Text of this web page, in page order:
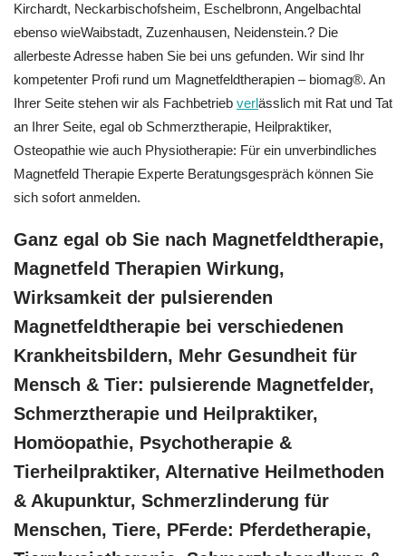
Kirchardt, Neckarbischofsheim, Eschelbronn, Angelbachtal
ebenso wieWaibstadt, Zuzenhausen, Neidenstein.? Die
allerbeste Adresse haben Sie bei uns gefunden. Wir sind Ihr
kompetenter Profi rund um Magnetfeldtherapien – biomag®. An
Ihrer Seite stehen wir als Fachbetrieb verlässlich mit Rat und Tat
an Ihrer Seite, egal ob Schmerztherapie, Heilpraktiker,
Osteopathie wie auch Physiotherapie: Für ein unverbindliches
Magnetfeld Therapie Experte Beratungsgespräch können Sie
sich sofort anmelden.
Ganz egal ob Sie nach Magnetfeldtherapie,
Magnetfeld Therapien Wirkung,
Wirksamkeit der pulsierenden
Magnetfeldtherapie bei verschiedenen
Krankheitsbildern, Mehr Gesundheit für
Mensch & Tier: pulsierende Magnetfelder,
Schmerztherapie und Heilpraktiker,
‎Homöopathie, ‎Psychotherapie &
‎Tierheilpraktiker, Alternative Heilmethoden
& Akupunktur, Schmerzlinderung für
Menschen, Tiere, PFerde: Pferdetherapie,